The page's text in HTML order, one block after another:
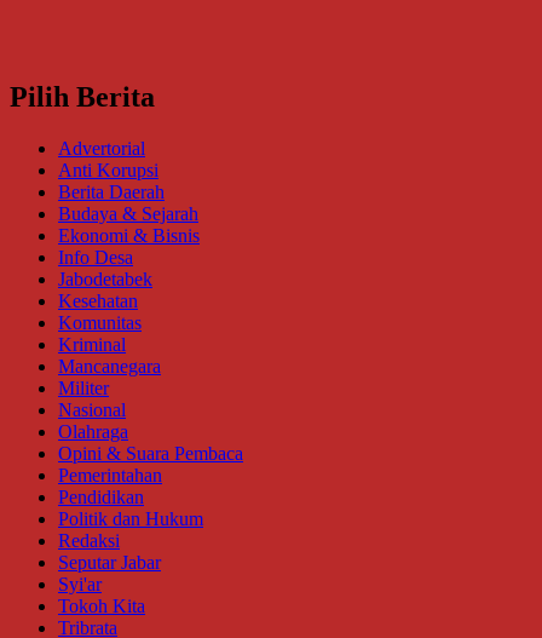
Pilih Berita
Advertorial
Anti Korupsi
Berita Daerah
Budaya & Sejarah
Ekonomi & Bisnis
Info Desa
Jabodetabek
Kesehatan
Komunitas
Kriminal
Mancanegara
Militer
Nasional
Olahraga
Opini & Suara Pembaca
Pemerintahan
Pendidikan
Politik dan Hukum
Redaksi
Seputar Jabar
Syi'ar
Tokoh Kita
Tribrata